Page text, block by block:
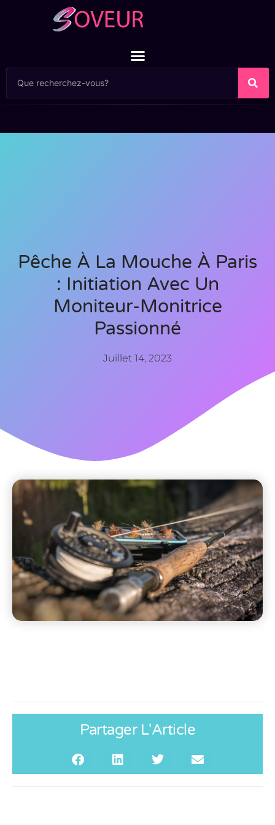
Pêche À La Mouche À Paris
: Initiation Avec Un
Moniteur-Monitrice
Passionné
Juillet 14, 2023
Partager L'Article